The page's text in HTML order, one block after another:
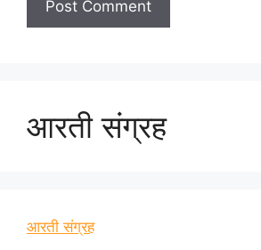
आरती संग्रह
आरती संग्रह